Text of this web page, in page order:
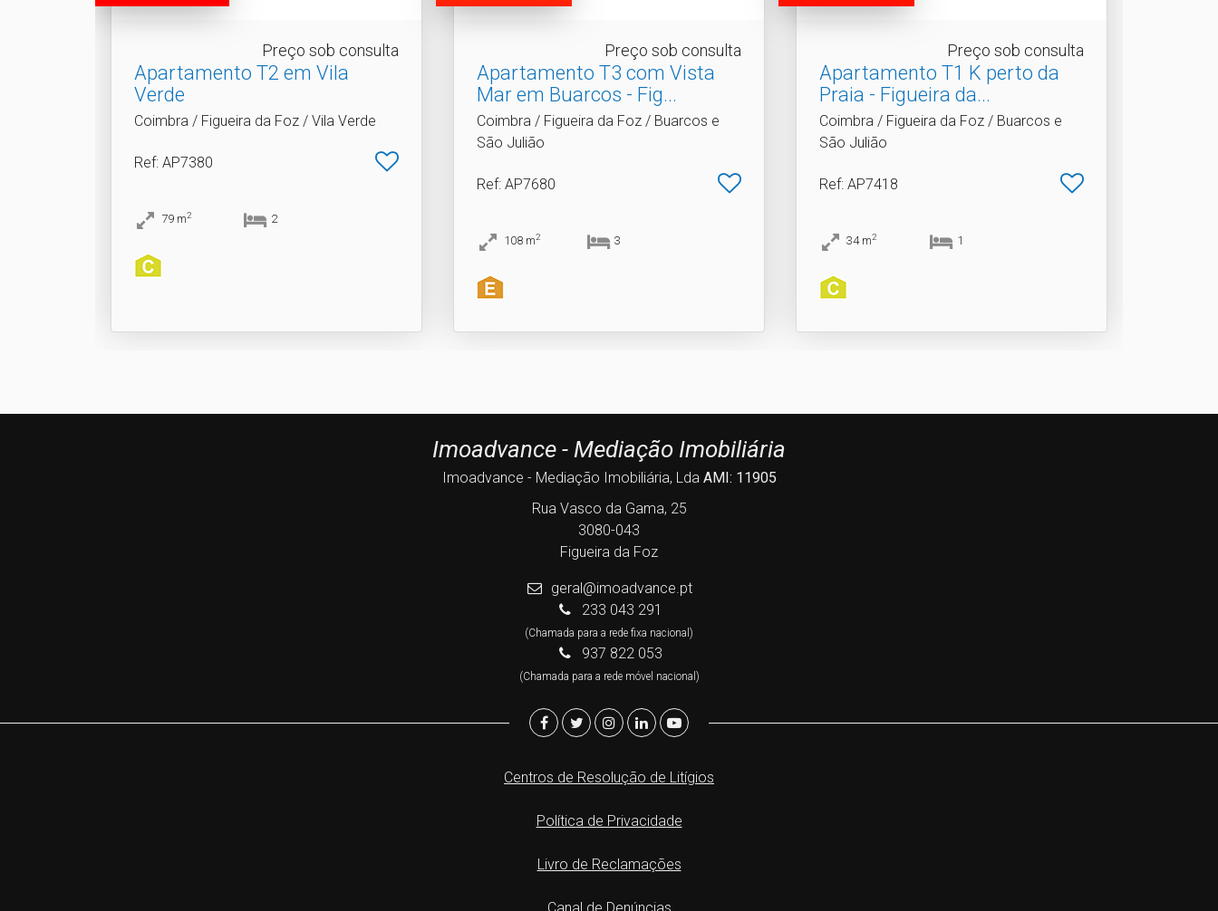
Preço sob consulta
Apartamento T2 em Vila
Verde
Coimbra / Figueira da Foz / Vila Verde
Ref: AP7380
79 m2 2
Preço sob consulta
Apartamento T3 com Vista
Mar em Buarcos - Fig.​..
Coimbra / Figueira da Foz / Buarcos e
São Julião
Ref: AP7680
108 m2 3
Preço sob consulta
Apartamento T1 K perto da
Praia - Figueira da.​..
Coimbra / Figueira da Foz / Buarcos e
São Julião
Ref: AP7418
34 m2 1
Imoadvance - Mediação Imobiliária
Imoadvance - Mediação Imobiliária, Lda AMI: 11905
Rua Vasco da Gama, 25
3080-043
Figueira da Foz
geral@imoadvance.pt
233 043 291
(Chamada para a rede fixa nacional)
937 822 053
(Chamada para a rede móvel nacional)
Centros de Resolução de Litígios
Política de Privacidade
Livro de Reclamações